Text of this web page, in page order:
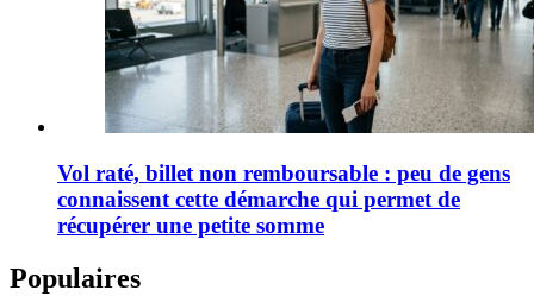
Vol raté, billet non remboursable : peu de gens
connaissent cette démarche qui permet de
récupérer une petite somme
Populaires